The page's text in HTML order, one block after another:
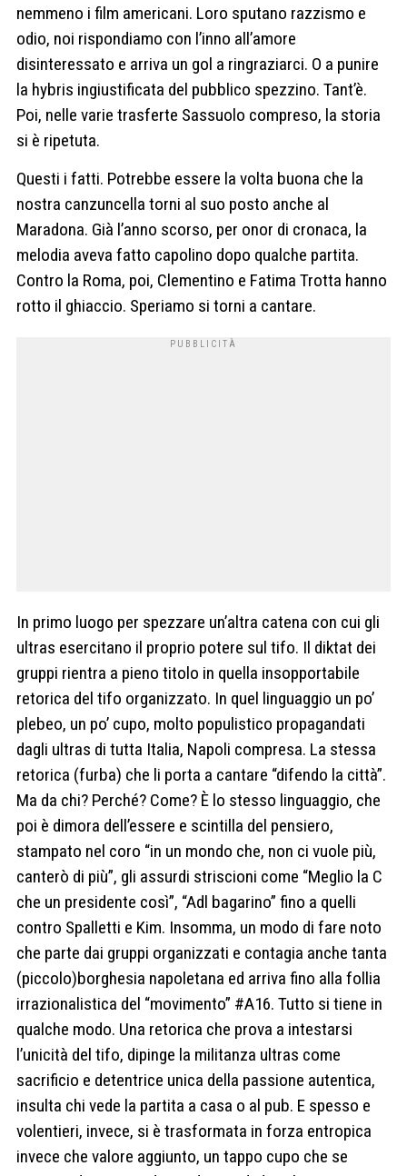
nemmeno i film americani. Loro sputano razzismo e
odio, noi rispondiamo con l’inno all’amore
disinteressato e arriva un gol a ringraziarci. O a punire
la hybris ingiustificata del pubblico spezzino. Tant’è.
Poi, nelle varie trasferte Sassuolo compreso, la storia
si è ripetuta.
Questi i fatti. Potrebbe essere la volta buona che la
nostra canzuncella torni al suo posto anche al
Maradona. Già l’anno scorso, per onor di cronaca, la
melodia aveva fatto capolino dopo qualche partita.
Contro la Roma, poi, Clementino e Fatima Trotta hanno
rotto il ghiaccio. Speriamo si torni a cantare.
In primo luogo per spezzare un’altra catena con cui gli
ultras esercitano il proprio potere sul tifo. Il diktat dei
gruppi rientra a pieno titolo in quella insopportabile
retorica del tifo organizzato. In quel linguaggio un po’
plebeo, un po’ cupo, molto populistico propagandati
dagli ultras di tutta Italia, Napoli compresa. La stessa
retorica (furba) che li porta a cantare “difendo la città”.
Ma da chi? Perché? Come? È lo stesso linguaggio, che
poi è dimora dell’essere e scintilla del pensiero,
stampato nel coro “in un mondo che, non ci vuole più,
canterò di più”, gli assurdi striscioni come “Meglio la C
che un presidente così”, “Adl bagarino” fino a quelli
contro Spalletti e Kim. Insomma, un modo di fare noto
che parte dai gruppi organizzati e contagia anche tanta
(piccolo)borghesia napoletana ed arriva fino alla follia
irrazionalistica del “movimento” #A16. Tutto si tiene in
qualche modo. Una retorica che prova a intestarsi
l’unicità del tifo, dipinge la militanza ultras come
sacrificio e detentrice unica della passione autentica,
insulta chi vede la partita a casa o al pub. E spesso e
volentieri, invece, si è trasformata in forza entropica
invece che valore aggiunto, un tappo cupo che se